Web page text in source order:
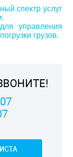
спектр услуг
управления
грузов.